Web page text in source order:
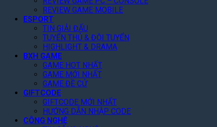
REVIEW GAME MOBILE
ESPORT
TIN GIẢI ĐẤU
TUYỂN THỦ & ĐỘI TUYỂN
HIGHLIGHT & DRAMA
BXH GAME
GAME HOT NHẤT
GAME MỚI NHẤT
GAME ĐỀ CỬ
GIFTCODE
GIFTCODE MỚI NHẤT
HƯỚNG DẪN NHẬP CODE
CÔNG NGHỆ